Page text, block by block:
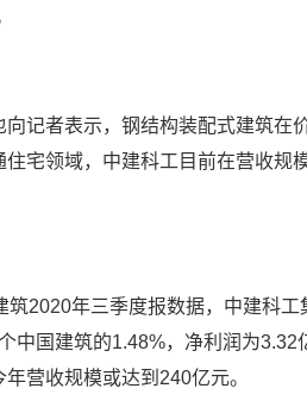
记者表示，钢结构装配式建筑在
宅领域，中建科工目前在营收规
筑2020年三季度报数据，中建科
中国建筑的1.48%，净利润为
营收规模或达到240亿元。